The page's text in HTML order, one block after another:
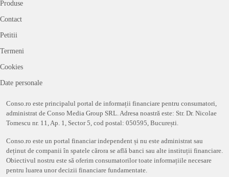
Produse
Contact
Petitii
Termeni
Cookies
Date personale
Conso.ro este principalul portal de informații financiare pentru consumatori,
administrat de Conso Media Group SRL. Adresa noastră este: Str. Dr. Nicolae
Tomescu nr. 11, Ap. 1, Sector 5, cod postal: 050595, București.
Conso.ro este un portal financiar independent și nu este administrat sau
deținut de companii în spatele cărora se află banci sau alte instituții financiare.
Obiectivul nostru este să oferim consumatorilor toate informațiile necesare
pentru luarea unor decizii financiare fundamentate.